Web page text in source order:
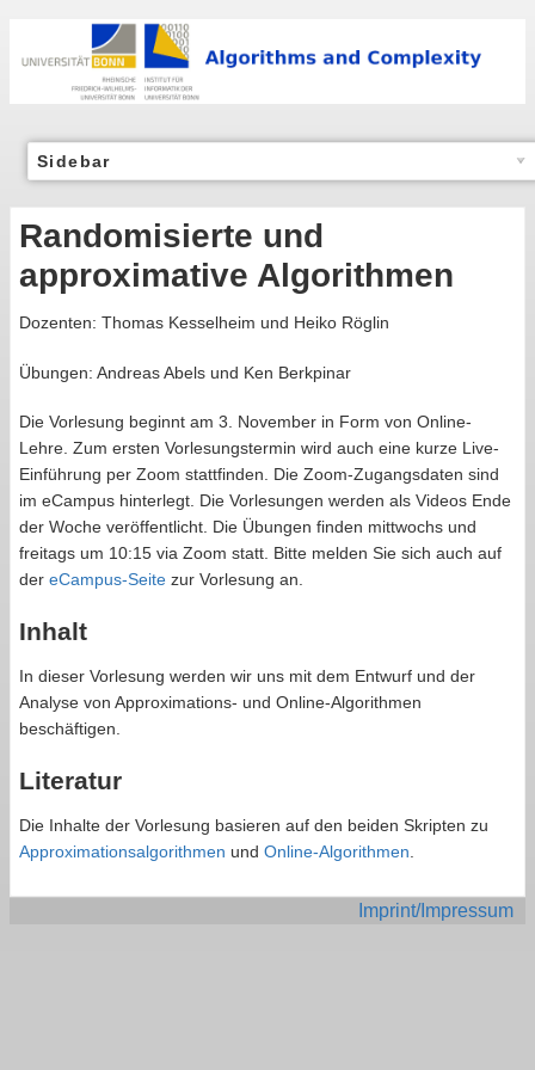
Sidebar
Randomisierte und
approximative Algorithmen
Dozenten: Thomas Kesselheim und Heiko Röglin
Übungen: Andreas Abels und Ken Berkpinar
Die Vorlesung beginnt am 3. November in Form von Online-
Lehre. Zum ersten Vorlesungstermin wird auch eine kurze Live-
Einführung per Zoom stattfinden. Die Zoom-Zugangsdaten sind
im eCampus hinterlegt. Die Vorlesungen werden als Videos Ende
der Woche veröffentlicht. Die Übungen finden mittwochs und
freitags um 10:15 via Zoom statt. Bitte melden Sie sich auch auf
der eCampus-Seite zur Vorlesung an.
Inhalt
In dieser Vorlesung werden wir uns mit dem Entwurf und der
Analyse von Approximations- und Online-Algorithmen
beschäftigen.
Literatur
Die Inhalte der Vorlesung basieren auf den beiden Skripten zu
Approximationsalgorithmen und Online-Algorithmen
Imprint/Impressum